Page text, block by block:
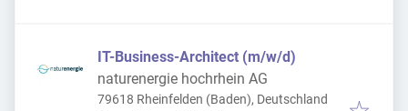
IT-Business-Architect (m/w/d)
naturenergie hochrhein AG
79618 Rheinfelden (Baden), Deutschland